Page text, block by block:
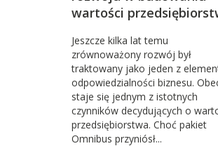
wartości
Jeszcze kilka lat temu
zrównoważony rozwój był
traktowany jako jeden z
odpowiedzialności biznesu.
staje się jednym z istotnych
czynników decydujących o
przedsiębiorstwa. Choć pakiet
Omnibus przyniósł...